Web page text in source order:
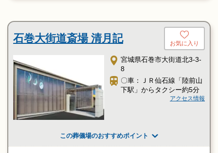
石巻大街道斎場 清月記 お気に入り
宮城県石巻市大街道北3-3-
8
〇車：ＪＲ仙石線「陸前山
下駅」からタクシー約5分
アクセス情報
この葬儀場のおすすめポイント